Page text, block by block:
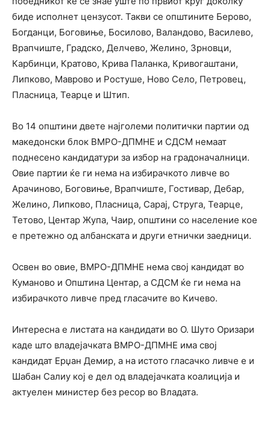
биде исполнет цензусот. Такви се општините Берово,
Богданци, Боговиње, Босилово, Валандово, Василево,
Врапчиште, Градско, Делчево, Желино, Зрновци,
Карбинци, Кратово, Крива Паланка, Кривогаштани,
Липково, Маврово и Ростуше, Ново Село, Петровец,
Пласница, Теарце и Штип.
Во 14 општини двете најголеми политички партии од
македонски блок ВМРО-ДПМНЕ и СДСМ немаат
поднесено кандидатури за избор на градоначалници.
Овие партии ќе ги нема на избирачкото ливче во
Арачиново, Боговиње, Врапчиште, Гостивар, Дебар,
Желино, Липково, Пласница, Сарај, Струга, Теарце,
Тетово, Центар Жупа, Чаир, општини со население кое
е претежно од албанската и други етнички заедници.
Освен во овие, ВМРО-ДПМНЕ нема свој кандидат во
Куманово и Општина Центар, а СДСМ ќе ги нема на
избирачкото ливче пред гласачите во Кичево.
Интересна е листата на кандидати во О. Шуто Оризари
каде што владејачката ВМРО-ДПМНЕ има свој
кандидат Ерџан Демир, а на истото гласачко ливче е и
Шабан Салиу кој е дел од владејачката коалиција и
актуелен министер без ресор во Владата.